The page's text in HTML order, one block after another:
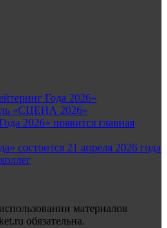
Года 2026»
«СЦЕНА 2026»
2026» появится главная
состоится 21 апреля 2026 года
материалов
обязательна.